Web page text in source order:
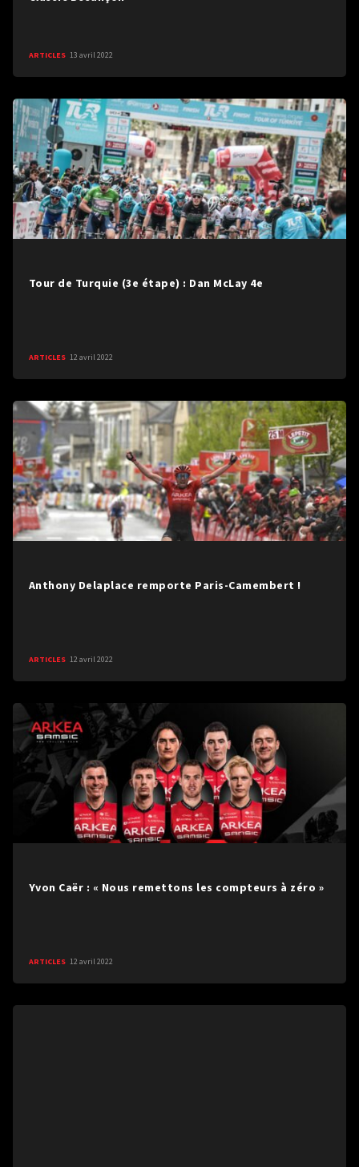
ARTICLES 13 avril 2022
Tour de Turquie (3e étape) : Dan McLay 4e
ARTICLES 12 avril 2022
Anthony Delaplace remporte Paris-Camembert !
ARTICLES 12 avril 2022
Yvon Caër : « Nous remettons les compteurs à zéro »
ARTICLES 12 avril 2022